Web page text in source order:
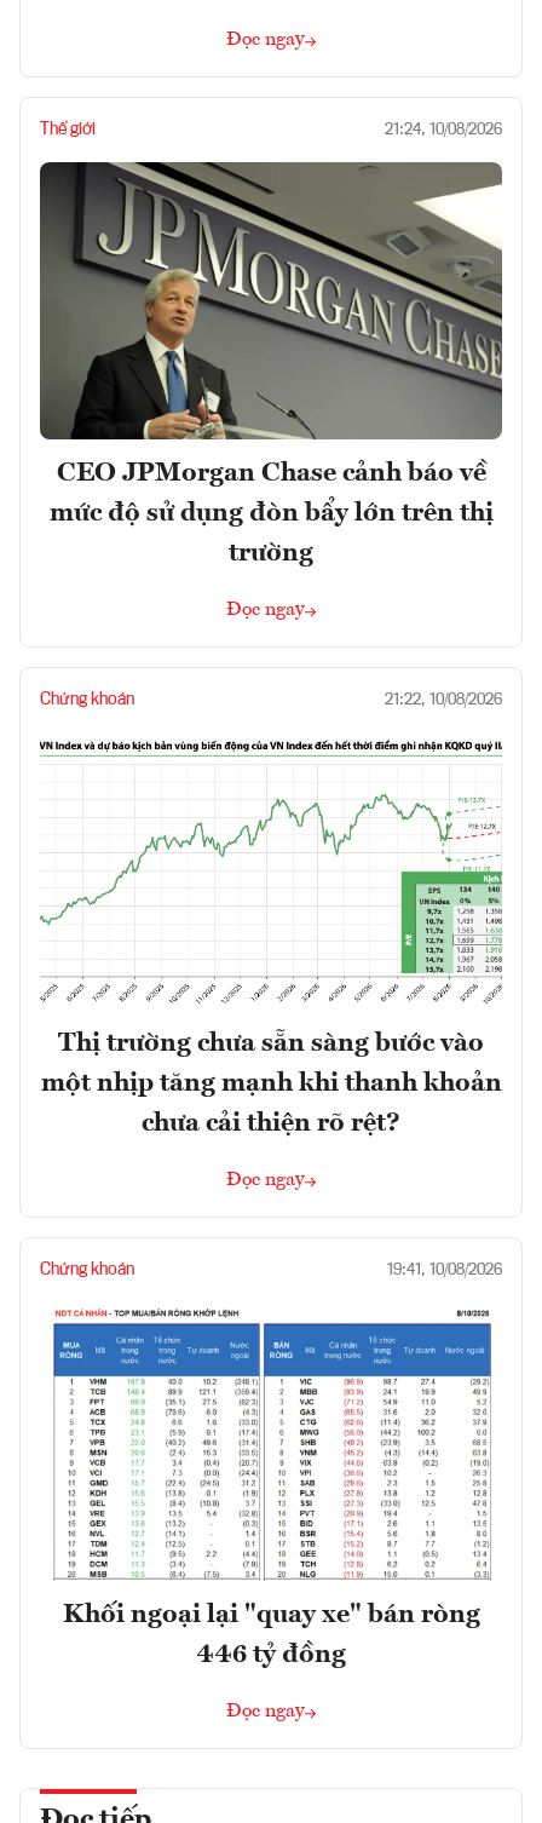
Đọc ngay
Thế giới 21:24, 10/08/2026
CEO JPMorgan Chase cảnh báo về
mức độ sử dụng đòn bẩy lớn trên thị
trường
Đọc ngay
Chứng khoán 21:22, 10/08/2026
Thị trường chưa sẵn sàng bước vào
một nhịp tăng mạnh khi thanh khoản
chưa cải thiện rõ rệt?
Đọc ngay
Chứng khoán 19:41, 10/08/2026
Khối ngoại lại "quay xe" bán ròng
446 tỷ đồng
Đọc ngay